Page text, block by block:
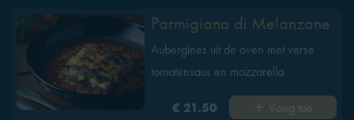
Parmigiana di Melanzane
Aubergines uit de oven met verse
tomatensaus en mozzarella
€ 21.50 Voeg toe